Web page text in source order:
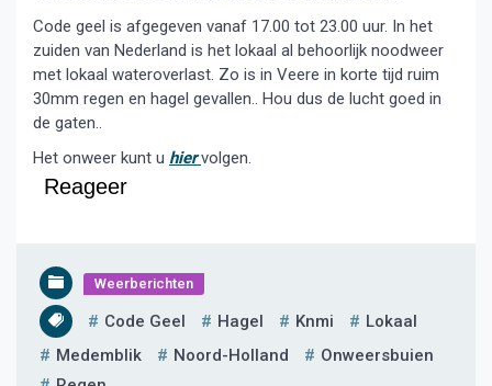
Code geel is afgegeven vanaf 17.00 tot 23.00 uur. In het
zuiden van Nederland is het lokaal al behoorlijk noodweer
met lokaal wateroverlast. Zo is in Veere in korte tijd ruim
30mm regen en hagel gevallen.. Hou dus de lucht goed in
de gaten..
Het onweer kunt u hier volgen.
Reageer
Weerberichten
Code Geel Hagel Knmi
Lokaal
Medemblik
Noord-Holland
Onweersbuien